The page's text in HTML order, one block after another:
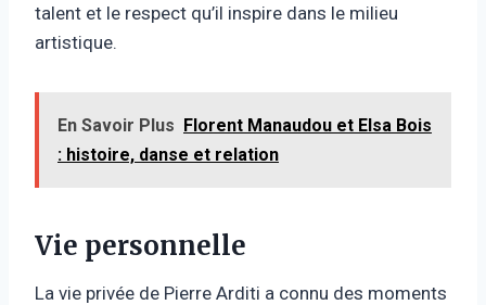
talent et le respect qu’il inspire dans le milieu
artistique.
En Savoir Plus Florent Manaudou et Elsa Bois
: histoire, danse et relation
Vie personnelle
La vie privée de Pierre Arditi a connu des moments